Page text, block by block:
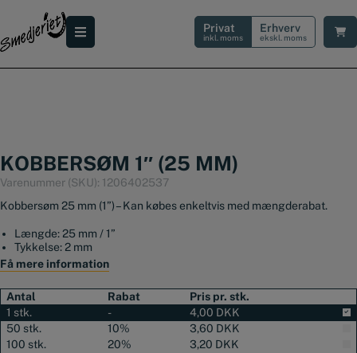
indholdet
Privat
inkl. moms
Erhverv
ekskl. moms
KOBBERSØM 1″ (25 MM)
Varenummer (SKU): 1206402537
Kobbersøm 25 mm (1”) – Kan købes enkeltvis med mængderabat.
Længde: 25 mm / 1”
Tykkelse: 2 mm
Hoved-diameter: ca. Ø5 mm
Få mere information
Antal Rabat
Pris pr. stk.
1 stk.
- 4,00 DKK
50 stk.
10% 3,60 DKK
100 stk.
20% 3,20 DKK